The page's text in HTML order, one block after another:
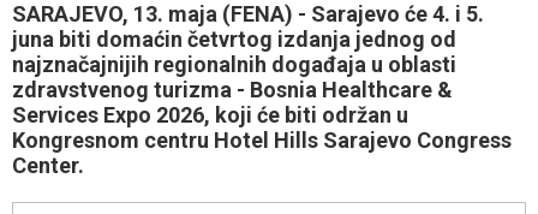
SARAJEVO, 13. maja (FENA) - Sarajevo će 4. i 5.
juna biti domaćin četvrtog izdanja jednog od
najznačajnijih regionalnih događaja u oblasti
zdravstvenog turizma - Bosnia Healthcare &
Services Expo 2026, koji će biti održan u
Kongresnom centru Hotel Hills Sarajevo Congress
Center.